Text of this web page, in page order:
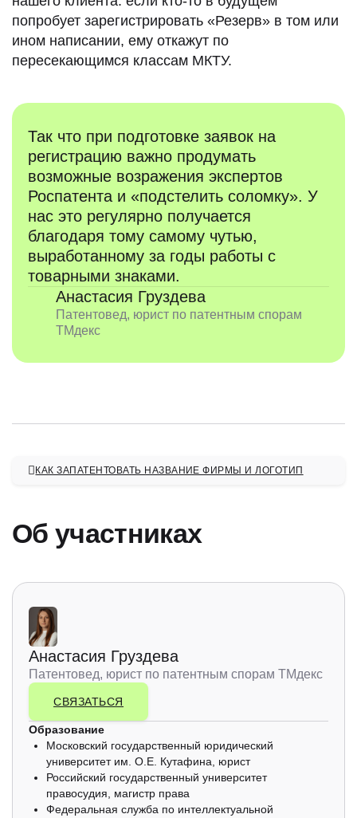
попробует зарегистрировать «Резерв» в том или
ином написании, ему откажут по
пересекающимся классам МКТУ.
Так что при подготовке заявок на
регистрацию важно продумать
возможные возражения экспертов
Роспатента и «подстелить соломку». У
нас это регулярно получается
благодаря тому самому чутью,
выработанному за годы работы с
товарными знаками.
Анастасия Груздева
Патентовед, юрист по патентным спорам
ТМдекс
КАК ЗАПАТЕНТОВАТЬ НАЗВАНИЕ ФИРМЫ И ЛОГОТИП
Об участниках
Анастасия Груздева
Патентовед, юрист по патентным спорам ТМдекс
СВЯЗАТЬСЯ
Образование
Московский государственный юридический
университет им. О.Е. Кутафина, юрист
Российский государственный университет
правосудия, магистр права
Федеральная служба по интеллектуальной